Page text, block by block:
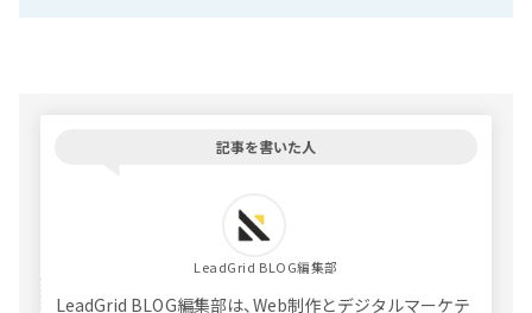
記事を書いた人
LeadGrid BLOG編集部
LeadGrid BLOG編集部は、Web制作とデジタルマーケテ